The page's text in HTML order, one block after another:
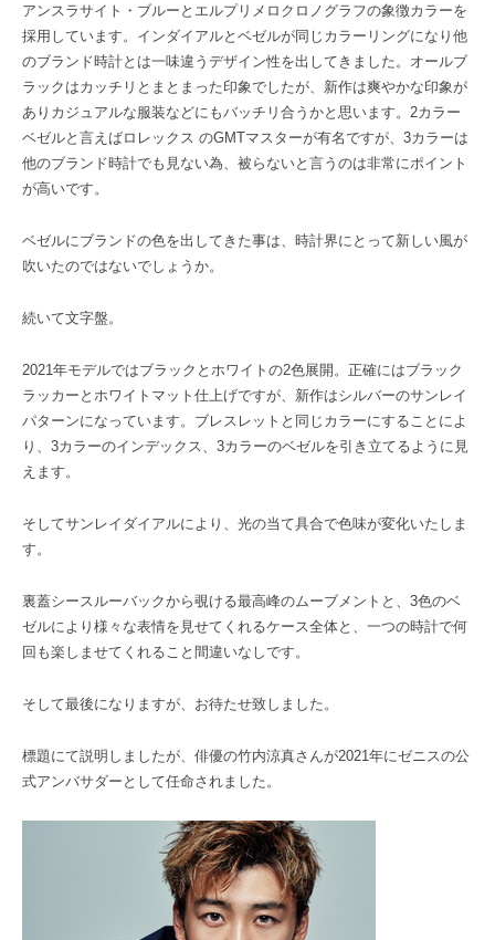
アンスラサイト・ブルーとエルプリメロクロノグラフの象徴カラーを
採用しています。インダイアルとベゼルが同じカラーリングになり他
のブランド時計とは一味違うデザイン性を出してきました。オールブ
ラックはカッチリとまとまった印象でしたが、新作は爽やかな印象が
ありカジュアルな服装などにもバッチリ合うかと思います。2カラー
ベゼルと言えばロレックス のGMTマスターが有名ですが、3カラーは
他のブランド時計でも見ない為、被らないと言うのは非常にポイント
が高いです。
ベゼルにブランドの色を出してきた事は、時計界にとって新しい風が
吹いたのではないでしょうか。
続いて文字盤。
2021年モデルではブラックとホワイトの2色展開。正確にはブラック
ラッカーとホワイトマット仕上げですが、新作はシルバーのサンレイ
パターンになっています。ブレスレットと同じカラーにすることによ
り、3カラーのインデックス、3カラーのベゼルを引き立てるように見
えます。
そしてサンレイダイアルにより、光の当て具合で色味が変化いたしま
す。
裏蓋シースルーバックから覗ける最高峰のムーブメントと、3色のベ
ゼルにより様々な表情を見せてくれるケース全体と、一つの時計で何
回も楽しませてくれること間違いなしです。
そして最後になりますが、お待たせ致しました。
標題にて説明しましたが、俳優の竹内涼真さんが2021年にゼニスの公
式アンバサダーとして任命されました。